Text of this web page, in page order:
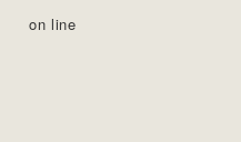
on line